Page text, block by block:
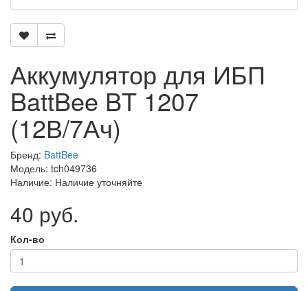
Аккумулятор для ИБП
BattBee BT 1207
(12В/7Ач)
Бренд: BattBee
Модель: tch049736
Наличие: Наличие уточняйте
40 руб.
Кол-во